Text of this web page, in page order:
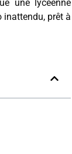
une lycéenne
inattendu, prêt à